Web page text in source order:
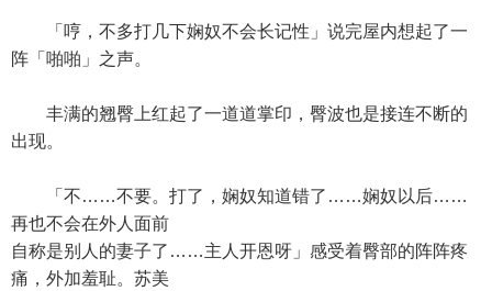
「哼，不多打几下娴奴不会长记性」说完屋内想起了一
阵「啪啪」之声。
丰满的翘臀上红起了一道道掌印，臀波也是接连不断的
出现。
「不……不要。打了，娴奴知道错了……娴奴以后……
再也不会在外人面前
自称是别人的妻子了……主人开恩呀」感受着臀部的阵阵疼
痛，外加羞耻。苏美